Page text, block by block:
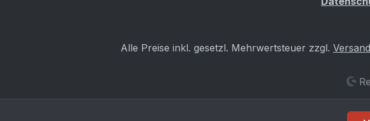
Alle Preise inkl. gesetzl. Mehrwertsteuer zzgl.